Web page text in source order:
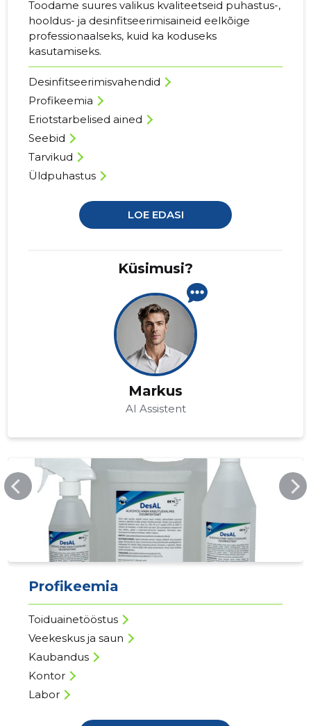
Toodame suures valikus kvaliteetseid puhastus-,
hooldus- ja desinfitseerimisaineid eelkõige
professionaalseks, kuid ka koduseks
kasutamiseks.
Desinfitseerimisvahendid
Profikeemia
Eriotstarbelised ained
Seebid
Tarvikud
Üldpuhastus
LOE EDASI
Küsimusi?
Markus
AI Assistent
PESUR.EE
Profikeemia
Toiduainetööstus
Veekeskus ja saun
Kaubandus
Kontor
Labor